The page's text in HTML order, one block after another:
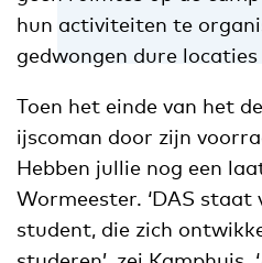
hun activiteiten te
gedwongen dure locaties
Toen het einde van het
ijscoman door zijn
Hebben jullie nog een
Wormeester. ‘DAS staat
student, die zich